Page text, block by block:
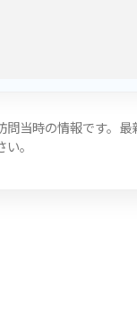
当時の情報です。最
。